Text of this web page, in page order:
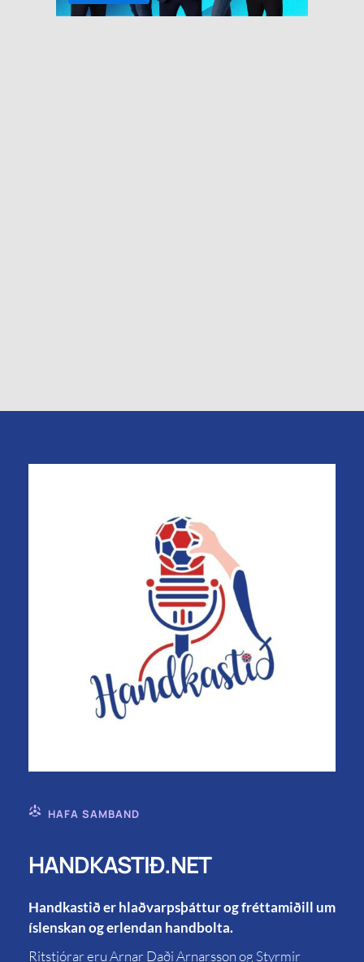
HAFA SAMBAND
HANDKASTIÐ.NET
Handkastið er hlaðvarpsþáttur og fréttamiðill um
íslenskan og erlendan handbolta.
Ritstjórar eru Arnar Daði Arnarsson og Styrmir